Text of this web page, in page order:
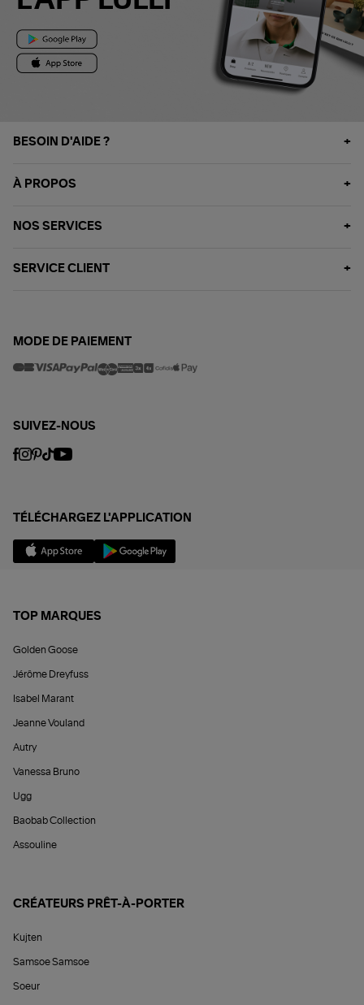
BESOIN D'AIDE ?
À PROPOS
NOS SERVICES
SERVICE CLIENT
MODE DE PAIEMENT
SUIVEZ-NOUS
TÉLÉCHARGEZ L'APPLICATION
TOP MARQUES
Golden Goose
Jérôme Dreyfuss
Isabel Marant
Jeanne Vouland
Autry
Vanessa Bruno
Ugg
Baobab Collection
Assouline
CRÉATEURS PRÊT-À-PORTER
Kujten
Samsoe Samsoe
Soeur